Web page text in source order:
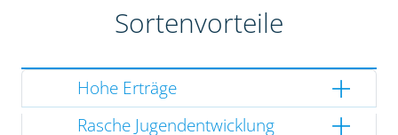
Sortenvorteile
Hohe Erträge
Rasche Jugendentwicklung